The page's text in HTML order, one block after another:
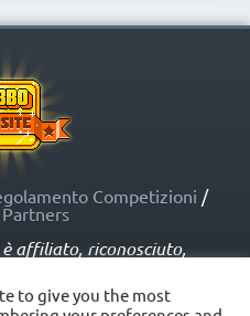
Competizioni /
Partners
affiliato, riconosciuto,
può servirsi di
intellettuali di Habbo
to give you the most